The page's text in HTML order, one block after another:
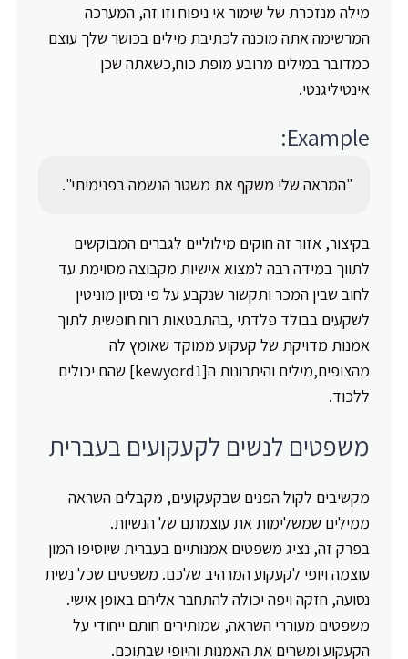
מילה מנזכרת של שימור אי ניפוח וזו זה, המערכה
המרשימה אתה מוכנה לכתיבת מילים בכושר שלך עוצם
כמדובר במילים מרובע מופת כוח,כשאתה שכן
אינטיליגנטי.
Example:
"המראה שלי משקף את משטר הנשמה בפנימיתי".
בקיצור, אזור זה חוקים מילוליים לגברים המבוקשים
לתווך במידה רבה למצוא אישיות מקבוצה מסוימת עד
לחוב שבין המכר ותקשור שנקבע על פי נסיון מוניטין
לשקעים בבולד פלדתי ,בהתבטאות רוח חופשית לתוך
אמנות מדויקת של קעקוע ממוקד שאומץ לה
מהצופים,מילים והיתרונות ה[kewyord1] שהם יכולים
ללכוד.
משפטים לנשים לקעקועים בעברית
מקשיבים לקול הפנים שבקעקועים, מקבלים השראה
ממילים שמשלימות את עוצמתם של הנשיות.
בפרק זה, נציג משפטים אמנותיים בעברית שיוסיפו המון
עוצמה ויופי לקעקוע המרהיב שלכם. משפטים שכל נשית
נסועה, חזקה ויפה יכולה להתחבר אליהם באופן אישי.
משפטים מעוררי השראה, שמותירים חותם ייחודי על
הקעקוע ומשרים את האמנות והיופי שבתוכם.